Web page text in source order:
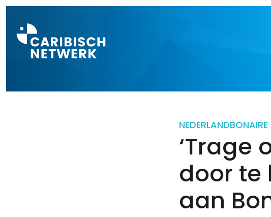
NEDERLANDBONAIRE
‘Trage
door te
aan